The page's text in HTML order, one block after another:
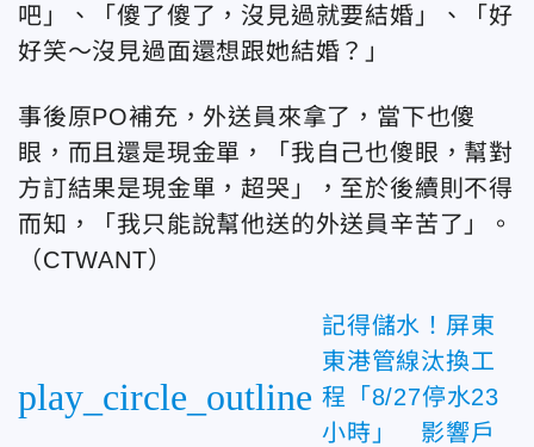
吧」、「傻了傻了，沒見過就要結婚」、「好
好笑～沒見過面還想跟她結婚？」
事後原PO補充，外送員來拿了，當下也傻
眼，而且還是現金單，「我自己也傻眼，幫對
方訂結果是現金單，超哭」，至於後續則不得
而知，「我只能說幫他送的外送員辛苦了」。
（CTWANT）
play_circle_outline
記得儲水！屏東
東港管線汰換工
程「8/27停水23
小時」 影響戶